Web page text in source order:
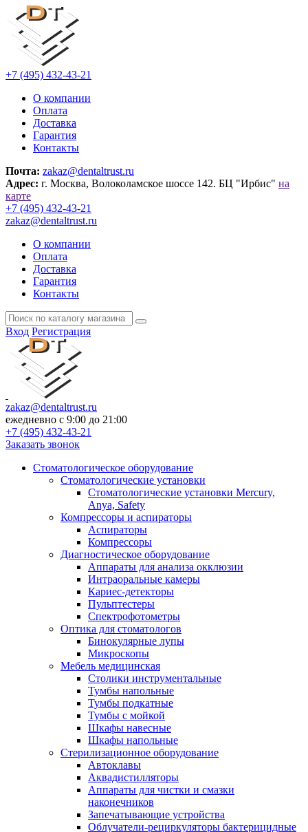
+7 (495) 432-43-21
О компании
Оплата
Доставка
Гарантия
Контакты
Почта: zakaz@dentaltrust.ru
Адрес: г. Москва, Волоколамское шоссе 142. БЦ "Ирбис" на
карте
+7 (495) 432-43-21
zakaz@dentaltrust.ru
О компании
Оплата
Доставка
Гарантия
Контакты
Вход Регистрация
zakaz@dentaltrust.ru
ежедневно с 9:00 до 21:00
+7 (495) 432-43-21
Заказать звонок
Стоматологическое оборудование
Стоматологические установки
Стоматологические установки Mercury,
Anya, Safety
Компрессоры и аспираторы
Аспираторы
Компрессоры
Диагностическое оборудование
Аппараты для анализа окклюзии
Интраоральные камеры
Кариес-детекторы
Пульптестеры
Спектрофотометры
Оптика для стоматологов
Бинокулярные лупы
Микроскопы
Мебель медицинская
Столики инструментальные
Тумбы напольные
Тумбы подкатные
Тумбы с мойкой
Шкафы навесные
Шкафы напольные
Стерилизационное оборудование
Автоклавы
Аквадистилляторы
Аппараты для чистки и смазки
наконечников
Запечатывающие устройства
Облучатели-рециркуляторы бактерицидные